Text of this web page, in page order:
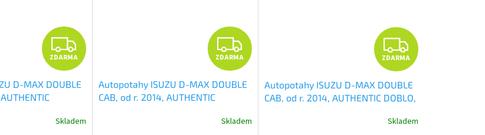
Z
D
A
R
ZDARMA
D-MAX DOUBLE
na auto i úklidSkladem
Z
D
A
R
ZDARMA
Autopotahy ISUZU D-MAX DOUBLE
CAB, od r. 2014, AUTHENTIC
Skladem
Z
D
A
R
ZDARMA
Autopotahy ISUZU D-MAX DOUBLE
CAB, od r. 2014, AUTHENTIC DOBLO,
úklid Smart Microfiber zdarma vSkladem